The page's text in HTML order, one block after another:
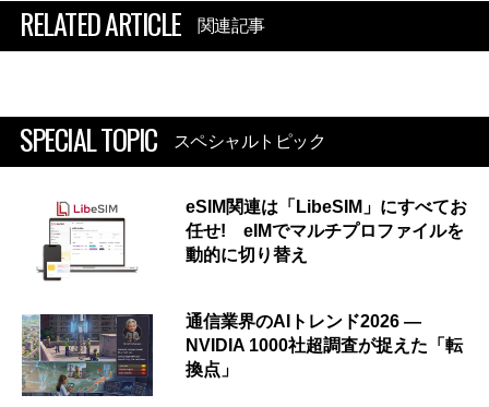
RELATED ARTICLE 関連記事
SPECIAL TOPIC スペシャルトピック
eSIM関連は「LibeSIM」にすべてお
任せ! eIMでマルチプロファイルを
動的に切り替え
通信業界のAIトレンド2026 ―
NVIDIA 1000社超調査が捉えた「転
換点」